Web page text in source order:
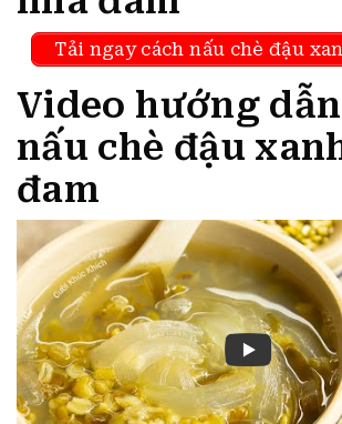
Tải ngay cách nấu chè đậu
Video hướng
nấu chè đậu
đam